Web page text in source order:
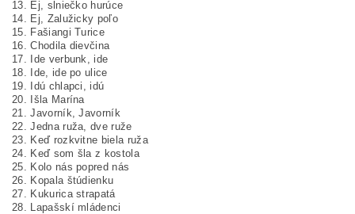
13. Ej, slniečko hurúce
14. Ej, Zalužicky poľo
15. Fašiangi Turice
16. Chodila dievčina
17. Ide verbunk, ide
18. Ide, ide po ulice
19. Idú chlapci, idú
20. Išla Marína
21. Javorník, Javorník
22. Jedna ruža, dve ruže
23. Keď rozkvitne biela ruža
24. Keď som šla z kostola
25. Kolo nás popred nás
26. Kopala štúdienku
27. Kukurica strapatá
28. Lapašskí mládenci